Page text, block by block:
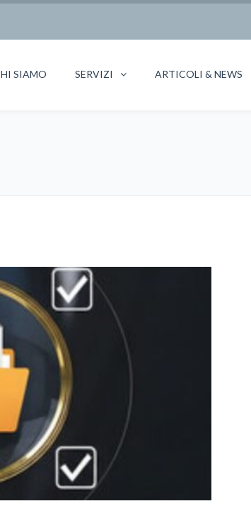
SIAMO SERVIZI ARTICOLI & NEWS